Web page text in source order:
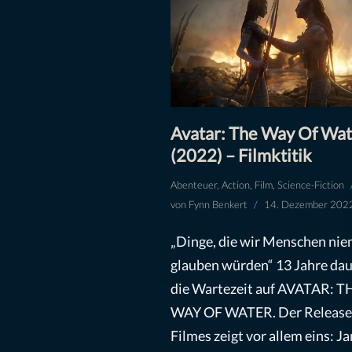
Avatar: The Way Of
(2022) – Filmktitik
Abenteuer, Action, Film, Science-Fiction
von Fynn Benkert 14. Dezember
„Dinge, die wir Menschen
glauben würden“ 13 Jahre
die Wartezeit auf AVATAR:
WAY OF WATER. Der
Filmes zeigt vor allem eins: